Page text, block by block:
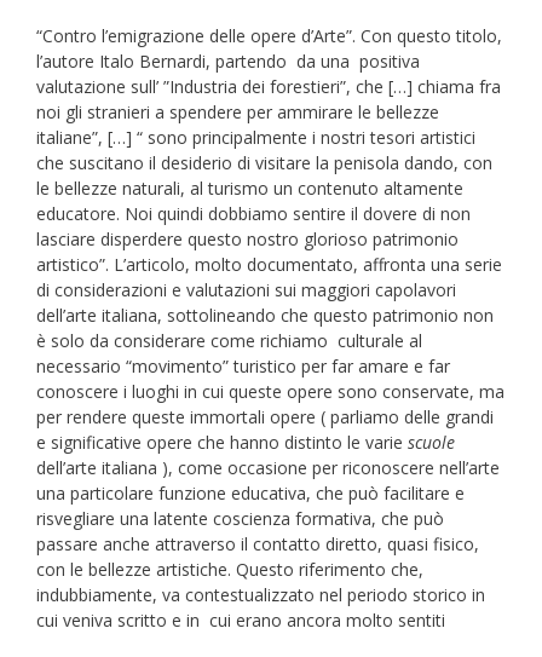
“Contro l’emigrazione delle opere d’Arte”. Con questo titolo,
l’autore Italo Bernardi, partendo da una positiva
valutazione sull’ ”Industria dei forestieri”, che […] chiama fra
noi gli stranieri a spendere per ammirare le bellezze
italiane”, […] “ sono principalmente i nostri tesori artistici
che suscitano il desiderio di visitare la penisola dando, con
le bellezze naturali, al turismo un contenuto altamente
educatore. Noi quindi dobbiamo sentire il dovere di non
lasciare disperdere questo nostro glorioso patrimonio
artistico”. L’articolo, molto documentato, affronta una serie
di considerazioni e valutazioni sui maggiori capolavori
dell’arte italiana, sottolineando che questo patrimonio non
è solo da considerare come richiamo culturale al
necessario “movimento” turistico per far amare e far
conoscere i luoghi in cui queste opere sono conservate, ma
per rendere queste immortali opere ( parliamo delle grandi
e significative opere che hanno distinto le varie scuole
dell’arte italiana ), come occasione per riconoscere nell’arte
una particolare funzione educativa, che può facilitare e
risvegliare una latente coscienza formativa, che può
passare anche attraverso il contatto diretto, quasi fisico,
con le bellezze artistiche. Questo riferimento che,
indubbiamente, va contestualizzato nel periodo storico in
cui veniva scritto e in cui erano ancora molto sentiti